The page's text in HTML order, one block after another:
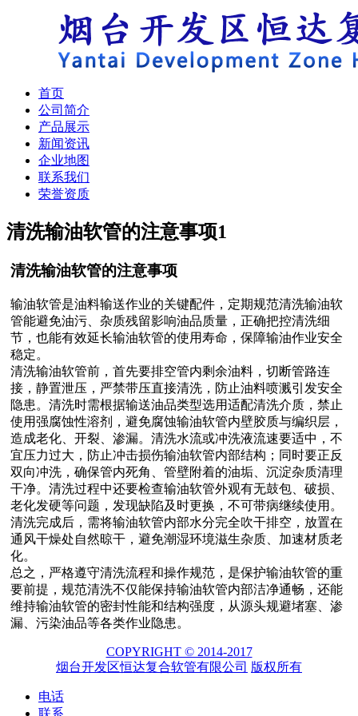
首页
公司简介
产品展示
新闻资讯
企业地图
联系我们
荣誉资质
清洗输油软管的注意事项1
清洗输油软管的注意事项
输油软管是油料输送作业的关键配件，定期规范清洗输油软
管能避免油污、杂质残留影响油品质量，正确把控清洗细
节，也能有效延长输油软管的使用寿命，保障输油作业安全
稳定。
清洗输油软管前，首先要排空管内剩余油料，切断管路连
接，静置泄压，严禁带压直接清洗，防止油料喷溅引发安全
隐患。清洗时需根据输送油品类型选用适配清洗介质，禁止
使用强腐蚀性溶剂，避免腐蚀输油软管内壁胶质与编织层，
造成老化、开裂、渗漏。清洗水流或冲洗液流速要适中，不
宜压力过大，防止冲击损伤输油软管内部结构；同时要正反
双向冲洗，确保管内死角、管壁附着的油垢、沉淀杂质清理
干净。清洗过程中还要检查输油软管外观有无鼓包、破损、
老化发硬等问题，发现缺陷及时更换，不可带病继续使用。
清洗完成后，需将输油软管内部水分完全吹干排空，放置在
通风干燥处自然晾干，避免潮湿环境滋生杂质、加速材质老
化。
总之，严格遵守清洗流程和操作规范，是保护输油软管的重
要前提，规范清洗不仅能保持输油软管内部洁净通畅，还能
维持输油软管的密封性能和结构强度，从源头规避堵塞、渗
漏、污染油品等各类作业隐患。
COPYRIGHT © 2014-2017
烟台开发区恒达复合软管有限公司 版权所有
电话
联系